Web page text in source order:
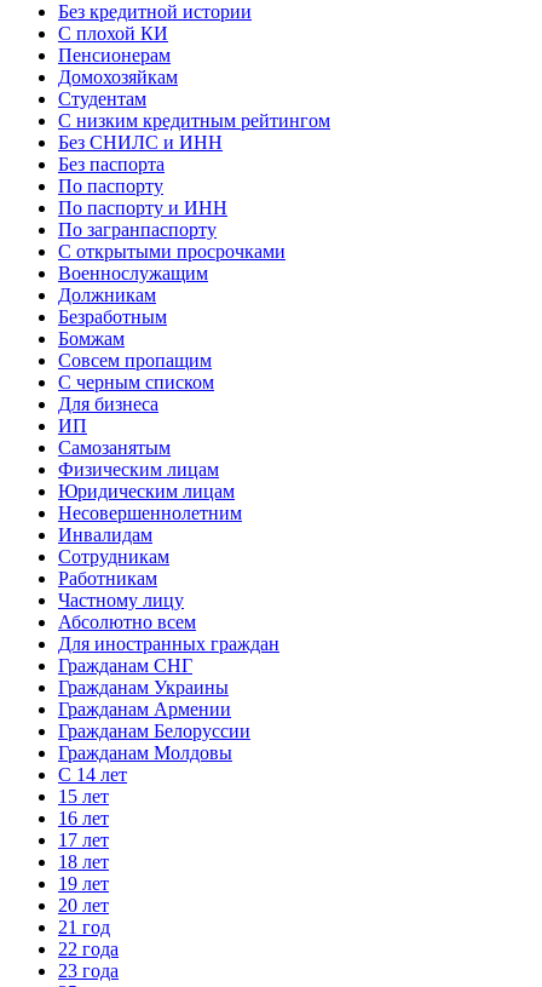
Без кредитной истории
С плохой КИ
Пенсионерам
Домохозяйкам
Студентам
С низким кредитным рейтингом
Без СНИЛС и ИНН
Без паспорта
По паспорту
По паспорту и ИНН
По загранпаспорту
С открытыми просрочками
Военнослужащим
Должникам
Безработным
Бомжам
Совсем пропащим
С черным списком
Для бизнеса
ИП
Самозанятым
Физическим лицам
Юридическим лицам
Несовершеннолетним
Инвалидам
Сотрудникам
Работникам
Частному лицу
Абсолютно всем
Для иностранных граждан
Гражданам СНГ
Гражданам Украины
Гражданам Армении
Гражданам Белоруссии
Гражданам Молдовы
С 14 лет
15 лет
16 лет
17 лет
18 лет
19 лет
20 лет
21 год
22 года
23 года